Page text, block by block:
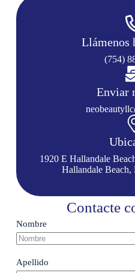
Llámenos
(754)
Enviar
1920 E Hallandale
Hallandale
Contacte
Nombre
Apellido